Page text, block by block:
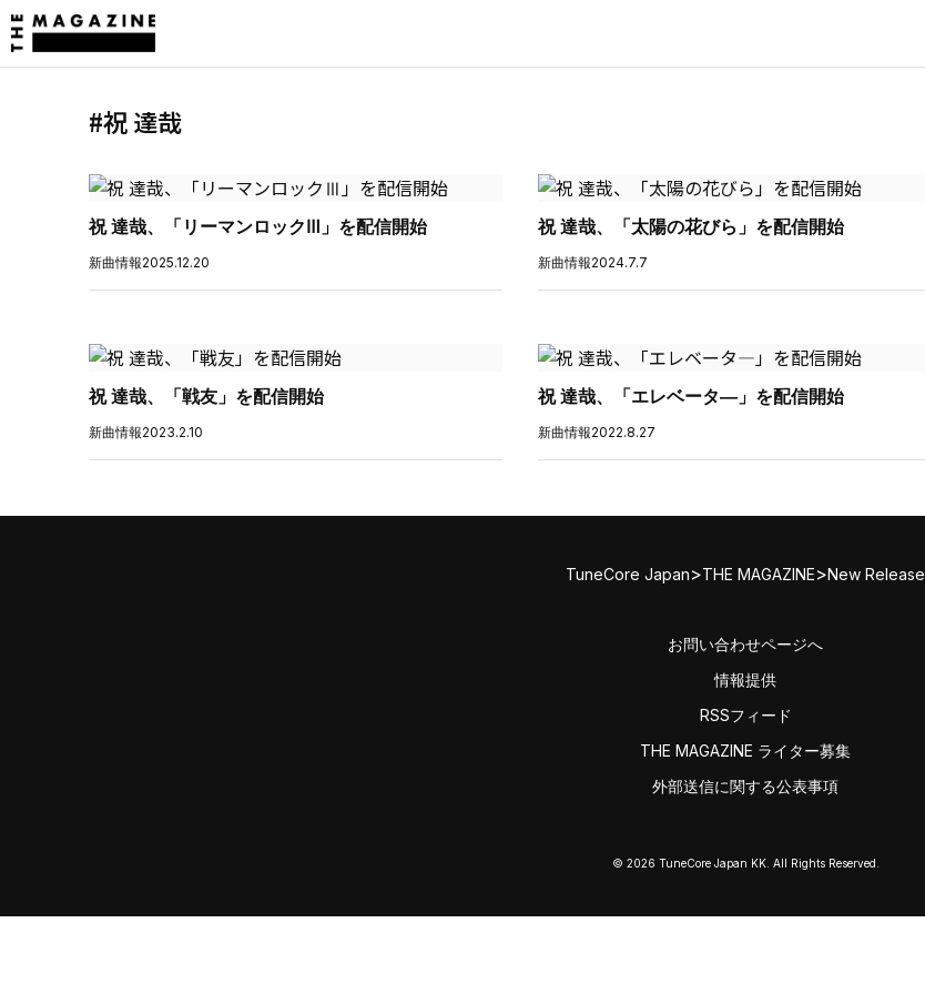
#祝 達哉
祝 達哉、「リーマンロックⅢ」を配信開始
新曲情報2025.12.20
祝 達哉、「太陽の花びら」を配信開始
新曲情報2024.7.7
祝 達哉、「戦友」を配信開始
新曲情報2023.2.10
祝 達哉、「エレベータ―」を配信開始
新曲情報2022.8.27
TuneCore Japan>THE MAGAZINE>New Release
お問い合わせページへ
情報提供
RSSフィード
THE MAGAZINE ライター募集
外部送信に関する公表事項
© 2026 TuneCore Japan KK. All Rights Reserved.